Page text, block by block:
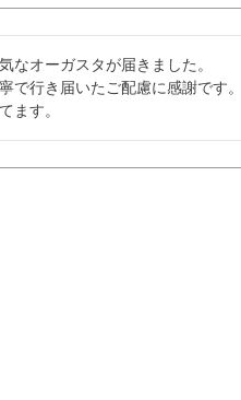
なオーガスタが届きました。
で行き届いたご配慮に感謝です。
ます。